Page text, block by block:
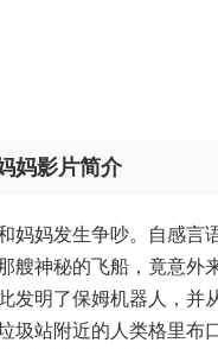
妈影片简介
妈妈发生争吵。自感
艘神秘的飞船，竟意
发明了保姆机器人，
圾站附近的人类格里